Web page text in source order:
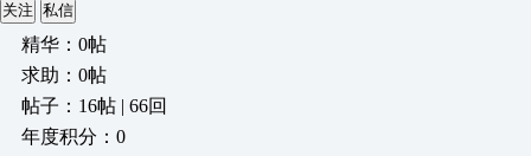
关注 私信
精华：0帖
求助：0帖
帖子：16帖 | 66回
年度积分：0